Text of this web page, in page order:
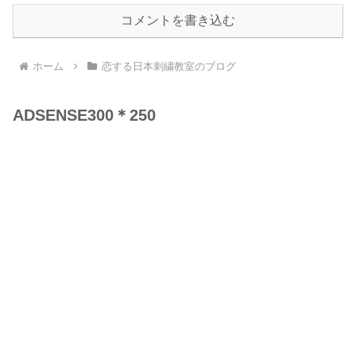
コメントを書き込む
ホーム 恋する日本刺繍教室のブログ
ADSENSE300＊250